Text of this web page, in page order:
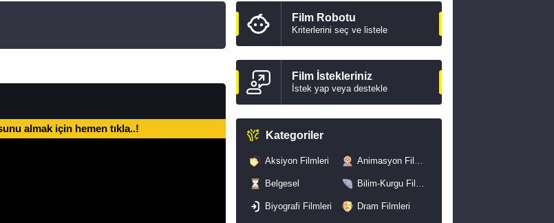
almak için hemen tıkla..!
Film Robotu
Kriterlerini seç ve listele
Film İstekleriniz
İstek yap veya destekle
Kategoriler
Aksiyon Filmleri Animasyon Filmleri
Belgesel Bilim-Kurgu Filmleri
Biyografi Filmleri Dram Filmleri